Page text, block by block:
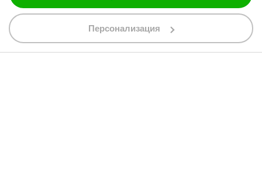
Персонализация
088 200 7002
shop@bobimx.com